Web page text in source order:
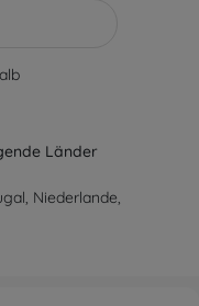
Länder
Niederlande,